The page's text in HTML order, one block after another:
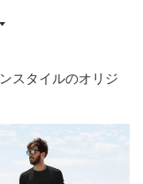
スタイルのオリジ